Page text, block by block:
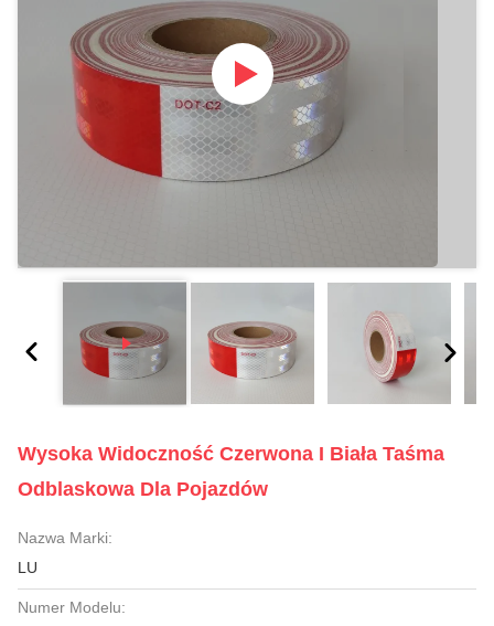
Wysoka Widoczność Czerwona I Biała Taśma
Odblaskowa Dla Pojazdów
Nazwa Marki:
LU
Numer Modelu: